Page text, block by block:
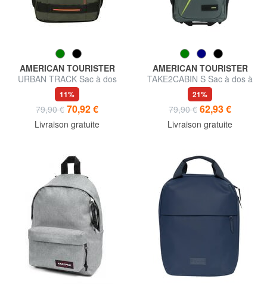
AMERICAN TOURISTER
URBAN TRACK Sac à dos
sous le siège ok Ryanair
11%
79,90 € 70,92 €
Livraison gratuite
AMERICAN TOURISTER
TAKE2CABIN S Sac à dos à
roulettes sous le siège
21%
79,90 € 62,93 €
Livraison gratuite